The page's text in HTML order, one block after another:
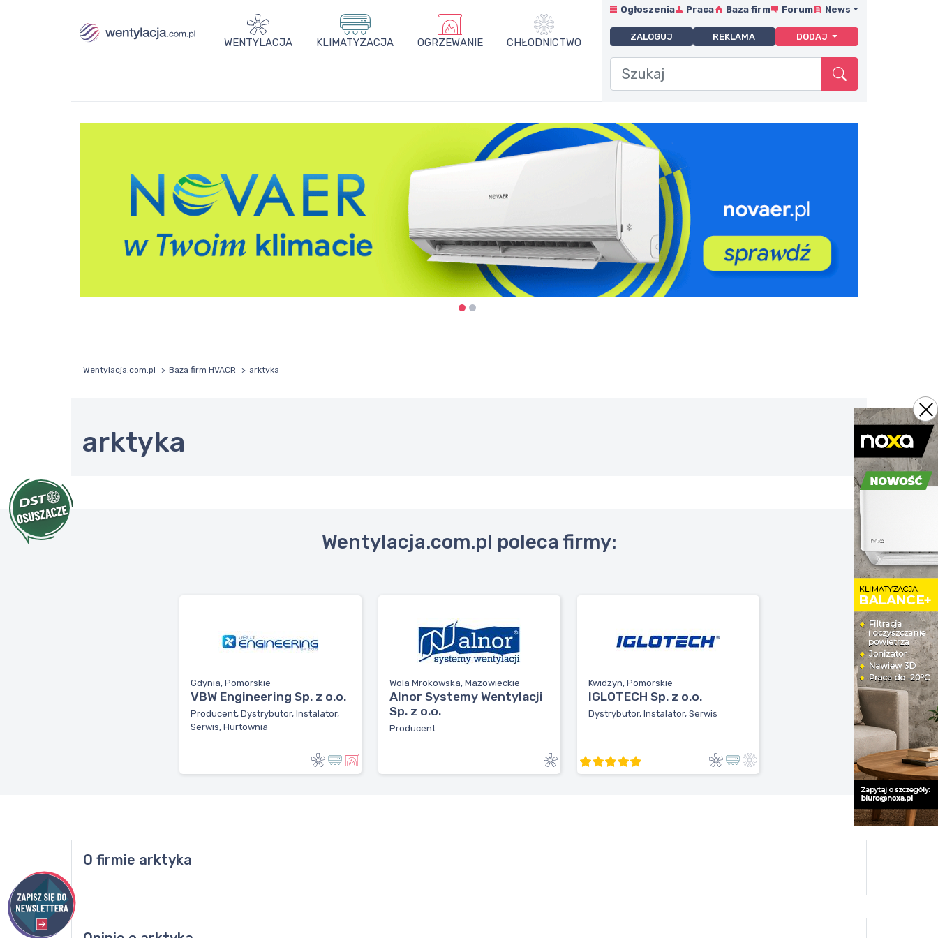
WENTYLACJA KLIMATYZACJA OGRZEWANIE CHŁODNICTWO
Ogłoszenia Praca Baza firm Forum News
ZALOGUJ REKLAMA DODAJ
Wentylacja.com.pl Baza firm HVACR arktyka
arktyka
Wentylacja.com.pl poleca firmy:
Gdynia, Pomorskie
VBW Engineering Sp. z o.o.
Producent, Dystrybutor, Instalator,
Serwis, Hurtownia
Wola Mrokowska, Mazowieckie
Alnor Systemy Wentylacji
Sp. z o.o.
Producent
Kwidzyn, Pomorskie
IGLOTECH Sp. z o.o.
Dystrybutor, Instalator, Serwis
O firmie arktyka